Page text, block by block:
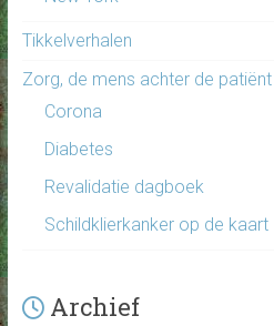
Tikkelverhalen
Zorg, de mens achter de patiënt
Corona
Diabetes
Revalidatie dagboek
Schildklierkanker op de kaart
Archief